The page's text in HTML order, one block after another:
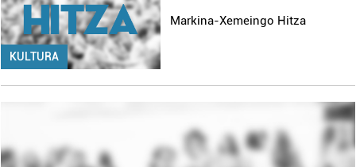
KULTURA
Markina-Xemeingo Hitza